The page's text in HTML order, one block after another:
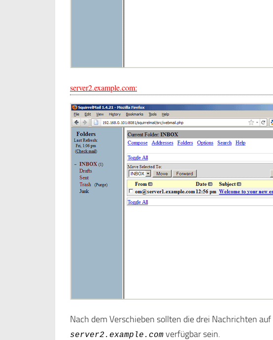
server2.example.com:
Nach dem Verschieben sollten die drei Nachrichten auf
server2.example.com verfügbar sein.